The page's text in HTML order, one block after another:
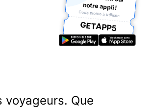
voyageurs. Que
notre appli !
Code promo à utiliser :
GETAPP5